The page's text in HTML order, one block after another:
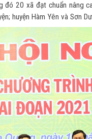
20 xã đạt chuẩn nâng
huyện Hàm Yên và Sơn